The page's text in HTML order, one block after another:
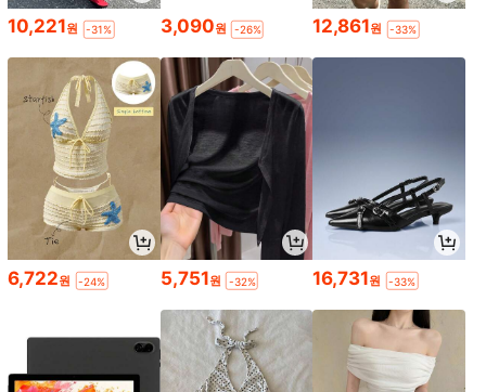
10,221원 -31% 3,090원 -26% 12,861원 -33%
6,722원 -24% 5,751원 -32% 16,731원 -33%